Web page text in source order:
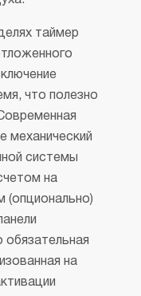
таймер
что полезно
механический
системы
на
(опционально)
обязательная
на